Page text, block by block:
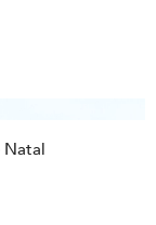
Natal